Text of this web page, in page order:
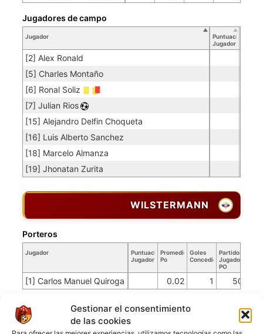
Gestionar el consentimiento
de las cookies
Jugador
Puntuación
Jugador
[2] Alex Ronald
[5] Charles Montaño
[6] Ronal Soliz
[7] Julian Rios
[15] Alejandro Delfin Choqueta
[16] Luis Alberto Sanchez
[18] Marcelo Almanza
[19] Jhonatan Zurita
Jugadores de campo
WILSTERMANN
Jugador
Puntuación
Jugador
Promedio
Po
Goles
Concedidos
Partidos
Jugador
PO
[1] Carlos Manuel Quiroga 0.02 1 50
Porteros
Jugador
Puntuación
Jugador
Jugadores de campo